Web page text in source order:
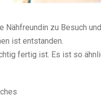
Nähfreundin zu Besuch
ist entstanden.
fertig ist. Es ist so